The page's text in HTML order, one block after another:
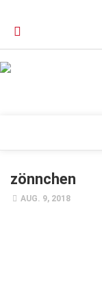
Forschung
zönnchen
AUG. 9, 2018